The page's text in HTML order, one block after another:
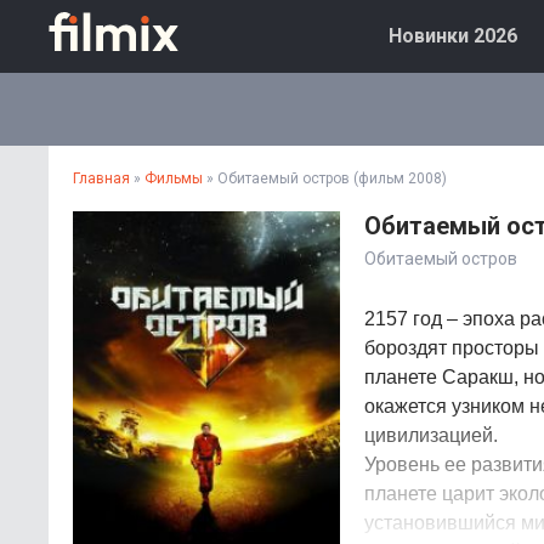
Новинки 2026
Главная » Фильмы » Обитаемый остров (фильм 2008)
Обитаемый
Обитаемый остров
2157 год – эпоха
бороздят
планете Саракш,
окажется узником
цивилизацией.
Уровень ее
планете царит
установившийся